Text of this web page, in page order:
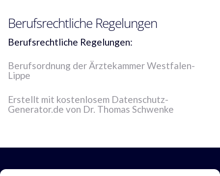
Berufsrechtliche Regelungen
Berufsrechtliche Regelungen:
Berufsordnung der Ärztekammer Westfalen-
Lippe
Erstellt mit kostenlosem Datenschutz-
Generator.de von Dr. Thomas Schwenke